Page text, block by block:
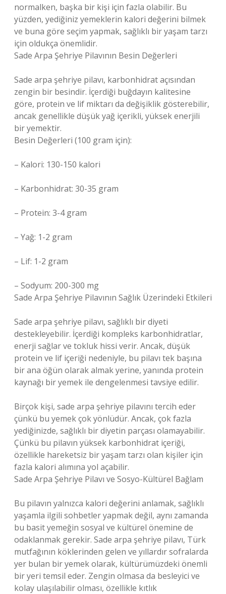
normalken, başka bir kişi için fazla olabilir. Bu
yüzden, yediğiniz yemeklerin kalori değerini bilmek
ve buna göre seçim yapmak, sağlıklı bir yaşam tarzı
için oldukça önemlidir.
Sade Arpa Şehriye Pilavının Besin Değerleri
Sade arpa şehriye pilavı, karbonhidrat açısından
zengin bir besindir. İçerdiği buğdayın kalitesine
göre, protein ve lif miktarı da değişiklik gösterebilir,
ancak genellikle düşük yağ içerikli, yüksek enerjili
bir yemektir.
Besin Değerleri (100 gram için):
– Kalori: 130-150 kalori
– Karbonhidrat: 30-35 gram
– Protein: 3-4 gram
– Yağ: 1-2 gram
– Lif: 1-2 gram
– Sodyum: 200-300 mg
Sade Arpa Şehriye Pilavının Sağlık Üzerindeki Etkileri
Sade arpa şehriye pilavı, sağlıklı bir diyeti
destekleyebilir. İçerdiği kompleks karbonhidratlar,
enerji sağlar ve tokluk hissi verir. Ancak, düşük
protein ve lif içeriği nedeniyle, bu pilavı tek başına
bir ana öğün olarak almak yerine, yanında protein
kaynağı bir yemek ile dengelenmesi tavsiye edilir.
Birçok kişi, sade arpa şehriye pilavını tercih eder
çünkü bu yemek çok yönlüdür. Ancak, çok fazla
yediğinizde, sağlıklı bir diyetin parçası olamayabilir.
Çünkü bu pilavın yüksek karbonhidrat içeriği,
özellikle hareketsiz bir yaşam tarzı olan kişiler için
fazla kalori alımına yol açabilir.
Sade Arpa Şehriye Pilavı ve Sosyo-Kültürel Bağlam
Bu pilavın yalnızca kalori değerini anlamak, sağlıklı
yaşamla ilgili sohbetler yapmak değil, aynı zamanda
bu basit yemeğin sosyal ve kültürel önemine de
odaklanmak gerekir. Sade arpa şehriye pilavı, Türk
mutfağının köklerinden gelen ve yıllardır sofralarda
yer bulan bir yemek olarak, kültürümüzdeki önemli
bir yeri temsil eder. Zengin olmasa da besleyici ve
kolay ulaşılabilir olması, özellikle kıtlık